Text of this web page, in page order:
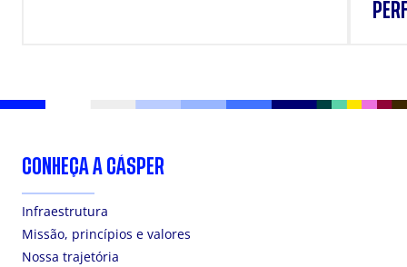
CONHEÇA A CÁSPER
Infraestrutura
Missão, princípios e valores
Nossa trajetória